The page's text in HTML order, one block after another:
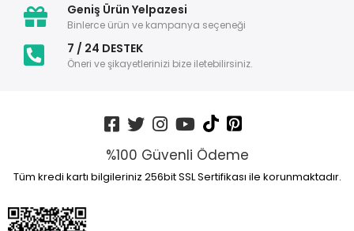
Geniş Ürün Yelpazesi
Binlerce ürün ve kampanya seçeneği
7 / 24 DESTEK
Öneri ve şikayetlerinizi bize iletebilirsiniz.
%100 Güvenli Ödeme
Tüm kredi kartı bilgileriniz 256bit SSL Sertifikası ile korunmaktadır.